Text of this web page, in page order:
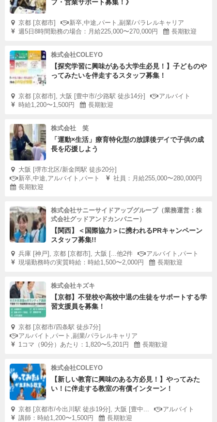
フ・営業サポート募集！》
京都 [京都市]
新卒,中途,パート,副業/パラレルキャリア
週5日8時間勤務の場合：月給225,000〜270,000円
長期歓迎
株式会社COLEYO
【探究学習に興味がある大学生必見！】子どものや
ってみたいを伴走するスタッフ募集！
京都 [京都市], 大阪 [豊中市/少路駅 徒歩14分]
アルバイト
時給1,200〜1,500円
長期歓迎
株式会社 笑
「運動×生活」療育特化型の放課後デイで子供の成
長を応援しよう
大阪 [堺市北区/新金岡駅 徒歩20分]
新卒,中途,アルバイト,パート
社員：月給255,000〜280,000円
長期歓迎
株式会社サニーサイドアップグループ（業務運営：株
式会社グッドアンドカンパニー）
【関西】＜国際協力＞に携われるPRキャンペーン
スタッフ募集!!
兵庫 [神戸], 京都 [京都市], 大阪 [...他2件
アルバイト,パート
現場勤務時の実質時給：時給1,500〜2,000円
長期歓迎
株式会社キズキ
【京都】不登校や高校中退の生徒をサポートする学
習支援員を募集！
京都 [京都市/四条駅 徒歩7分]
アルバイト,パート,副業/パラレルキャリア
1コマ（90分）あたり：1,820〜5,201円
長期歓迎
株式会社COLEYO
【新しい教育に興味のある方必見！】やってみた
い！に伴走する教室の有償インターン！
京都 [京都市/今出川駅 徒歩19分], 大阪 [豊中...
アルバイト
講師：時給1,200〜1,500円
長期歓迎